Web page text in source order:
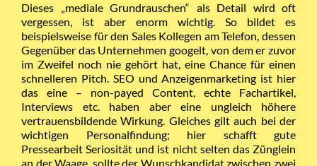
Dieses „mediale Grundrauschen“ als Detail wird oft
vergessen, ist aber enorm wichtig. So bildet es
beispielsweise für den Sales Kollegen am Telefon, dessen
Gegenüber das Unternehmen googelt, von dem er zuvor
im Zweifel noch nie gehört hat, eine Chance für einen
schnelleren Pitch. SEO und Anzeigenmarketing ist hier
das eine – non-payed Content, echte Fachartikel,
Interviews etc. haben aber eine ungleich höhere
vertrauensbildende Wirkung. Gleiches gilt auch bei der
wichtigen Personalfindung; hier schafft gute
Pressearbeit Seriosität und ist nicht selten das Zünglein
an der Waage, sollte der Wunschkandidat zwischen zwei